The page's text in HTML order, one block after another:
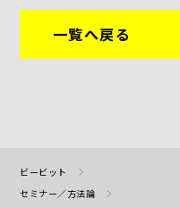
一覧へ戻る
ビービット
セミナー／方法論